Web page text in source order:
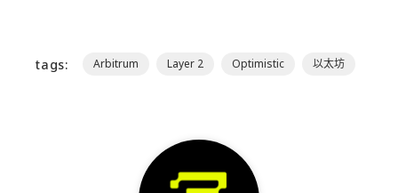
tags: Arbitrum Layer 2 Optimistic 以太坊